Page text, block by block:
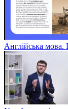
Англійська мова.